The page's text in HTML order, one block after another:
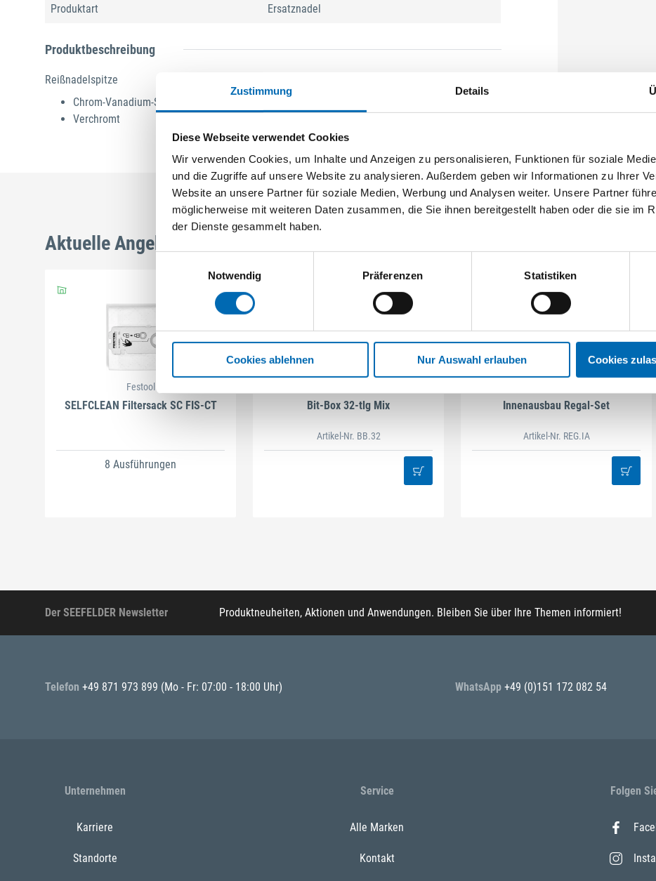
Zustimmung Details
Diese Webseite verwendet Cookies
Wir verwenden Cookies, um Inhalte und Anzeigen zu personalisieren, Funktionen für soziale
und die Zugriffe auf unsere Website zu analysieren. Außerdem geben wir Informationen zu Ihrer
Website an unsere Partner für soziale Medien, Werbung und Analysen weiter. Unsere Partner
möglicherweise mit weiteren Daten zusammen, die Sie ihnen bereitgestellt haben oder die sie im
der Dienste gesammelt haben.
Notwendig
Präferenzen Statistiken
Cookies ablehnen Nur Auswahl erlauben Cookies
Produktart Ersatznadel
Produktbeschreibung
Reißnadelspitze
Chrom-Vanadium-Stahl
Verchromt
Aktuelle Angebote
Festool
SELFCLEAN Filtersack SC FIS-CT
8 Ausführungen
Bit-Box 32-tlg Mix
Artikel-Nr. BB.32
Innenausbau Regal-Set
Artikel-Nr. REG.IA
Der SEEFELDER Newsletter Produktneuheiten, Aktionen und Anwendungen. Bleiben Sie über Ihre Themen informiert!
Telefon +49 871 973 899 (Mo - Fr: 07:00 - 18:00 Uhr) WhatsApp +49 (0)151 172 082 54
Unternehmen
Karriere
Standorte
Service
Alle Marken
Kontakt
Folgen